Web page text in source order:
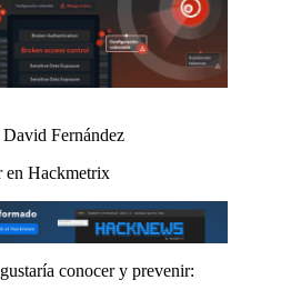
Fernández
en Hackmetrix
conocer y prevenir: